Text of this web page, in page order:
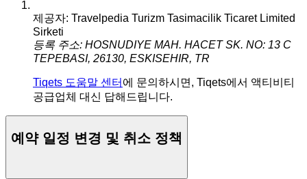
제공자: Travelpedia Turizm Tasimacilik Ticaret Limited
Sirketi
등록 주소: HOSNUDIYE MAH. HACET SK. NO: 13 C
TEPEBASI, 26130, ESKISEHIR, TR
Tiqets 도움말 센터 에 문의하시면, Tiqets에서 액티비티
공급업체 대신 답해드립니다.
예약 일정 변경 및 취소 정책